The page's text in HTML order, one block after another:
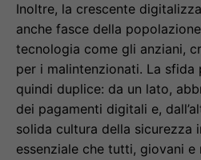
Inoltre, la crescente
anche fasce della
tecnologia come gli anziani,
per i malintenzionati. La sfida
quindi duplice: da un lato,
dei pagamenti digitali e,
solida cultura della sicurezza
essenziale che tutti, giovani